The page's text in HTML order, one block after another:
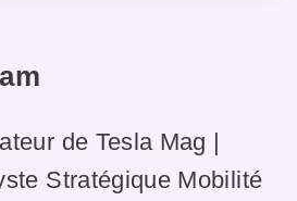
de Tesla Mag |
Stratégique Mobilité